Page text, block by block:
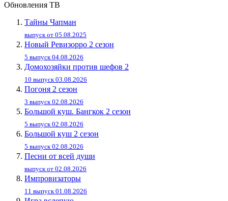
Обновления ТВ
Тайны Чапман
выпуск от 05.08.2025
Новый Ревизорро 2 сезон
5 выпуск 04.08.2026
Домохозяйки против шефов 2
10 выпуск 03.08.2026
Погоня 2 сезон
3 выпуск 02.08.2026
Большой куш. Бангкок 2 сезон
5 выпуск 02.08.2026
Большой куш 2 сезон
5 выпуск 02.08.2026
Песни от всей души
выпуск от 02.08.2026
Импровизаторы
11 выпуск 01.08.2026